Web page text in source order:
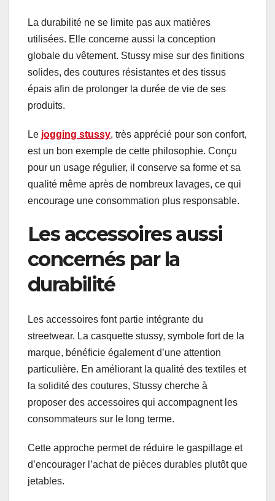
La durabilité ne se limite pas aux matières
utilisées. Elle concerne aussi la conception
globale du vêtement. Stussy mise sur des finitions
solides, des coutures résistantes et des tissus
épais afin de prolonger la durée de vie de ses
produits.
Le jogging stussy, très apprécié pour son confort,
est un bon exemple de cette philosophie. Conçu
pour un usage régulier, il conserve sa forme et sa
qualité même après de nombreux lavages, ce qui
encourage une consommation plus responsable.
Les accessoires aussi
concernés par la
durabilité
Les accessoires font partie intégrante du
streetwear. La casquette stussy, symbole fort de la
marque, bénéficie également d’une attention
particulière. En améliorant la qualité des textiles et
la solidité des coutures, Stussy cherche à
proposer des accessoires qui accompagnent les
consommateurs sur le long terme.
Cette approche permet de réduire le gaspillage et
d’encourager l’achat de pièces durables plutôt que
jetables.